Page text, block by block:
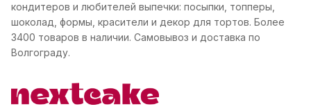
кондитеров и любителей выпечки: посыпки, топперы,
шоколад, формы, красители и декор для тортов. Более
3400 товаров в наличии. Самовывоз и доставка по
Волгограду.